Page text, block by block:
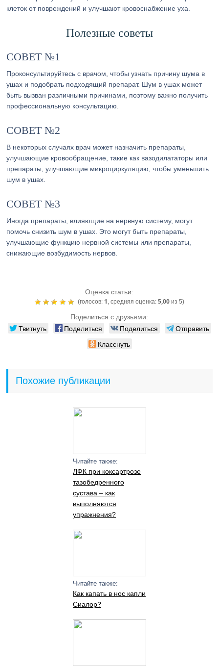
клеток от повреждений и улучшают кровоснабжение уха.
Полезные советы
СОВЕТ №1
Проконсультируйтесь с врачом, чтобы узнать причину шума в
ушах и подобрать подходящий препарат. Шум в ушах может
быть вызван различными причинами, поэтому важно получить
профессиональную консультацию.
СОВЕТ №2
В некоторых случаях врач может назначить препараты,
улучшающие кровообращение, такие как вазодилататоры или
препараты, улучшающие микроциркуляцию, чтобы уменьшить
шум в ушах.
СОВЕТ №3
Иногда препараты, влияющие на нервную систему, могут
помочь снизить шум в ушах. Это могут быть препараты,
улучшающие функцию нервной системы или препараты,
снижающие возбудимость нервов.
Оценка статьи:
(голосов: 1 , средняя оценка: 5,00из 5)
Поделиться с друзьями:
Твитнуть Поделиться Поделиться
Отправить
Класснуть
Похожие публикации
Читайте также:
ЛФК при коксартрозе
тазобедренного
сустава – как
выполняются
упражнения?
Читайте также:
Как капать в нос капли
Сиалор?